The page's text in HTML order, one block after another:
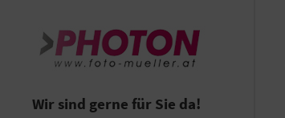
Wir sind gerne für Sie da!